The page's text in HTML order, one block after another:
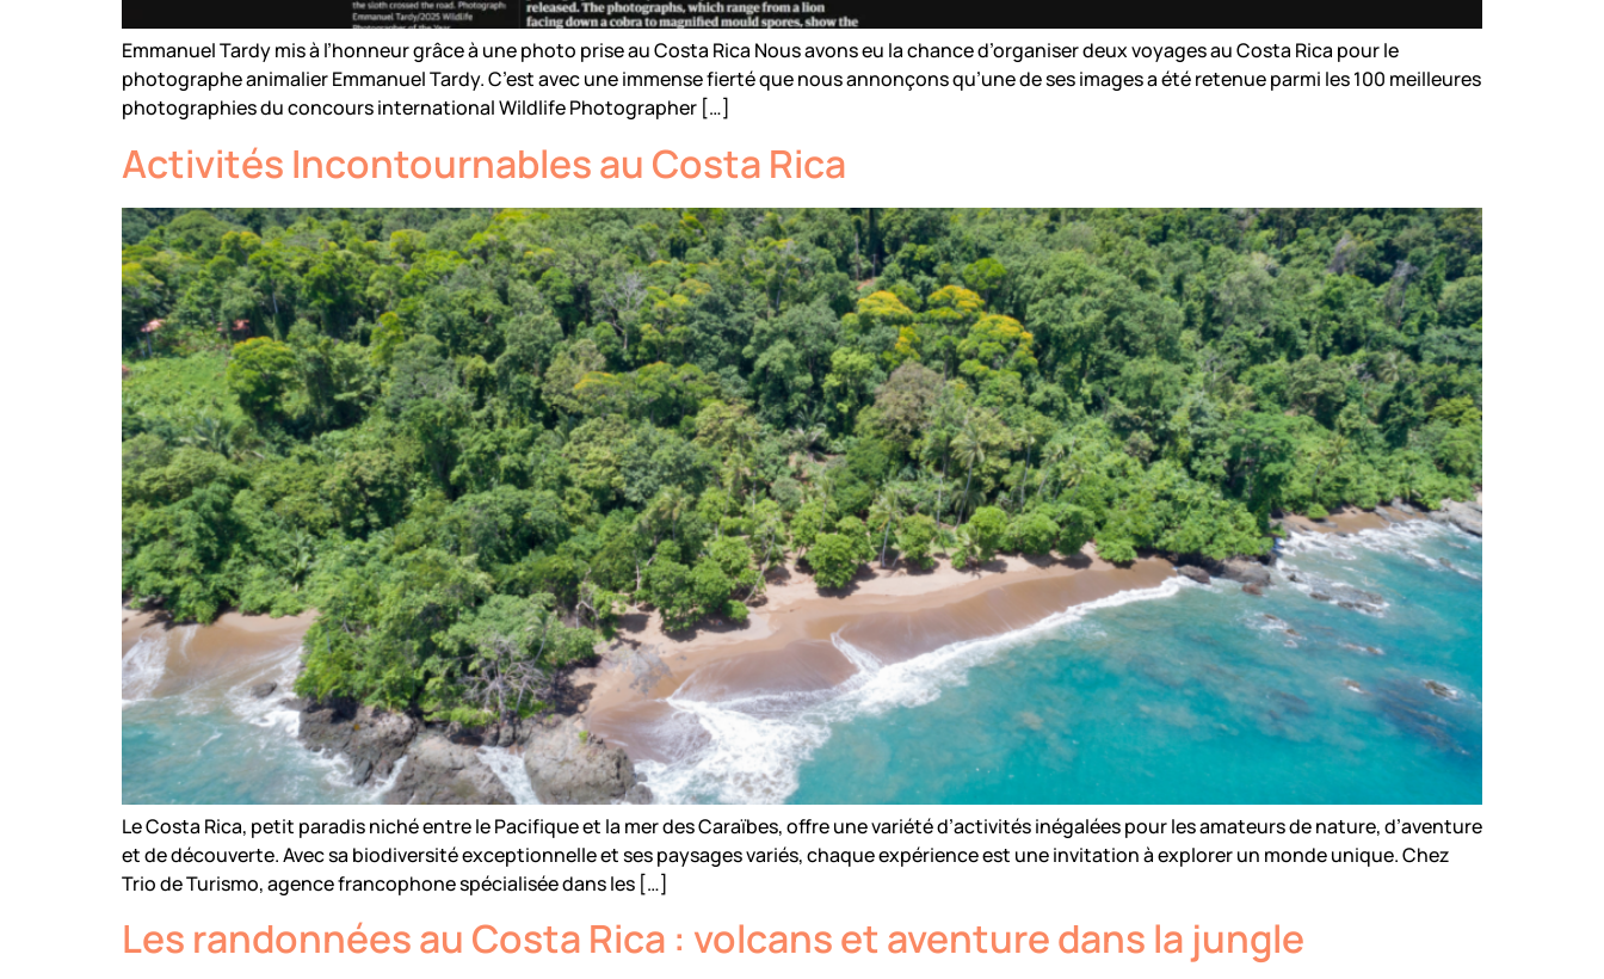
Emmanuel Tardy mis à l’honneur grâce à une photo prise au Costa Rica Nous avons eu la chance d’organiser deux voyages au Costa Rica pour le
photographe animalier Emmanuel Tardy. C’est avec une immense fierté que nous annonçons qu’une de ses images a été retenue parmi les 100 meilleures
photographies du concours international Wildlife Photographer […]
Activités Incontournables au Costa Rica
Le Costa Rica, petit paradis niché entre le Pacifique et la mer des Caraïbes, offre une variété d’activités inégalées pour les amateurs de nature, d’aventure
et de découverte. Avec sa biodiversité exceptionnelle et ses paysages variés, chaque expérience est une invitation à explorer un monde unique. Chez
Trio de Turismo, agence francophone spécialisée dans les […]
Les randonnées au Costa Rica : volcans et aventure dans la jungle